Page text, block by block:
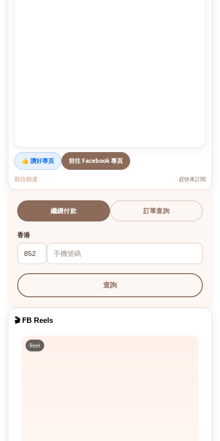
👍 讚好專頁 前往 Facebook 專頁
前往頻道 趕快來訂閱
繼續付款 訂單查詢
香港
查詢
🎬 FB Reels
Reel